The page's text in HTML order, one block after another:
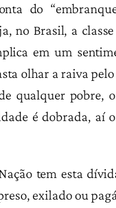
do
no Brasil, a
em um
olhar a raiva
qualquer pobre,
é dobrada, aí
tem esta
exilado ou